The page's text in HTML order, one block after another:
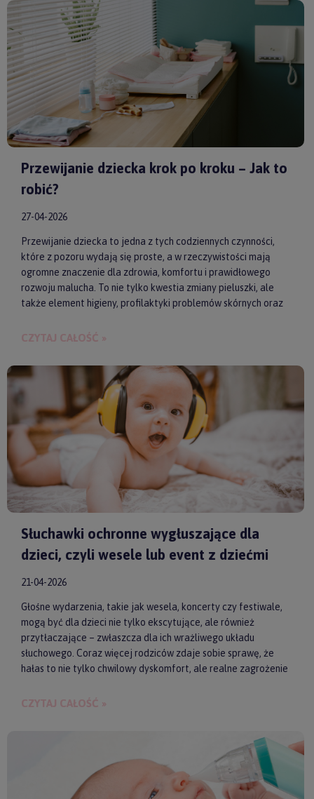
HuggimalsczyMembantu
, masz pewność, że dajesz swojemu
dziecku bezpieczne i skuteczne wsparcie każdego dnia.
Przewijanie dziecka krok po kroku – Jak to
robić?
27-04-2026
Przewijanie dziecka to jedna z tych codziennych czynności,
które z pozoru wydają się proste, a w rzeczywistości mają
ogromne znaczenie dla zdrowia, komfortu i prawidłowego
rozwoju malucha. To nie tylko kwestia zmiany pieluszki, ale
także element higieny, profilaktyki problemów skórnych oraz
CZYTAJ CAŁOŚĆ »
Słuchawki ochronne wygłuszające dla
dzieci, czyli wesele lub event z dziećmi
21-04-2026
Głośne wydarzenia, takie jak wesela, koncerty czy festiwale,
mogą być dla dzieci nie tylko ekscytujące, ale również
przytłaczające – zwłaszcza dla ich wrażliwego układu
słuchowego. Coraz więcej rodziców zdaje sobie sprawę, że
hałas to nie tylko chwilowy dyskomfort, ale realne zagrożenie
słuchawki ochronne przestają być postrzegane jako zbędny
CZYTAJ CAŁOŚĆ »